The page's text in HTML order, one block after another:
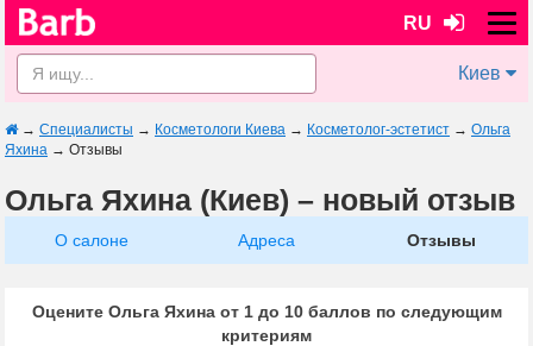
RU
Киев
→ Специалисты → Косметологи Киева → Косметолог-эстетист → Ольга
Яхина → Отзывы
Ольга Яхина (Киев) – новый отзыв
О салоне Адреса Отзывы
Оцените Ольга Яхина от 1 до 10 баллов по следующим
критериям